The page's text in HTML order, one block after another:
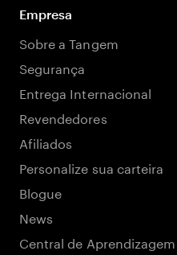
Empresa
Sobre a Tangem
Segurança
Entrega Internacional
Revendedores
Afiliados
Personalize sua carteira
Blogue
News
Central de Aprendizagem